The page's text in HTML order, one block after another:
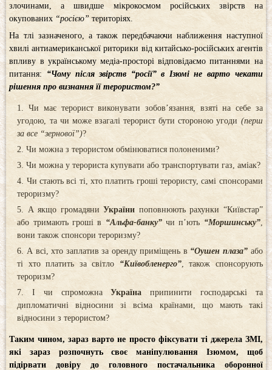
злочинами, а швидше мікрокосмом російських звірств на
окупованих “росією” територіях.
На тлі зазначеного, а також передбачаючи наближення наступної
хвилі антиамериканської риторики від китайсько-російських агентів
впливу в українському медіа-просторі відповідаємо питаннями на
питання: “Чому після звірств “росії” в Ізюмі не варто чекати
рішення про визнання її терористом?”
Чи має терорист виконувати зобов’язання, взяті на себе за
угодою, та чи може взагалі терорист бути стороною угоди (перш
за все “зернової”)?
Чи можна з терористом обмінюватися полоненими?
Чи можна у терориста купувати або транспортувати газ, аміак?
Чи стають всі ті, хто платить гроші терористу, самі спонсорами
тероризму?
А якщо громадяниУкраїни поповнюють рахунки “Київстар”
або тримають гроші в “Альфа-банку”чи п’ють “Моршинську”,
вони також спонсори тероризму?
А всі, хто заплатив за оренду приміщень в “Оушен плаза” або
ті хто платить за світло “Київобленерго”, також спонсорують
тероризм?
І чи спроможнаУкраїна припинити господарські та
дипломатичні відносини зі всіма країнами, що мають такі
відносини з терористом?
Таким чином, зараз варто не просто фіксувати ті джерела ЗМІ,
які зараз розпочнуть своє маніпулювання Ізюмом, щоб
підірвати довіру до головного постачальника оборонної